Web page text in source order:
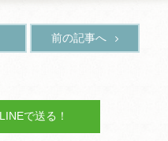
前の記事へ
LINEで送る！